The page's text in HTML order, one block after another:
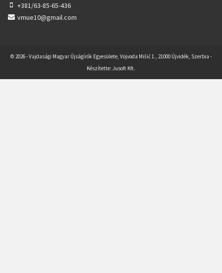
+381/63-85-65-436
vmue10@gmail.com
© 2026 - Vajdasági Magyar Újságírók Egyesülete, Vojvoda Mišić 1., 21000 Újvidék, Szerbia -
Készítette: Jusoft Kft.